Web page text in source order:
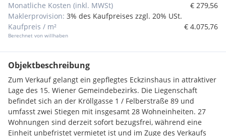
Monatliche Kosten (inkl. MWSt)
€ 279,56
Maklerprovision: 3% des Kaufpreises zzgl. 20% USt.
Kaufpreis / m²
Berechnet von willhaben
€ 4.075,76
Objektbeschreibung
Zum Verkauf gelangt ein gepflegtes Eckzinshaus in attraktiver
Lage des 15. Wiener Gemeindebezirks. Die Liegenschaft
befindet sich an der Kröllgasse 1 / Felberstraße 89 und
umfasst zwei Stiegen mit insgesamt 28 Wohneinheiten. 27
Wohnungen sind derzeit sofort bezugsfrei, während eine
Einheit unbefristet vermietet ist und im Zuge des Verkaufs